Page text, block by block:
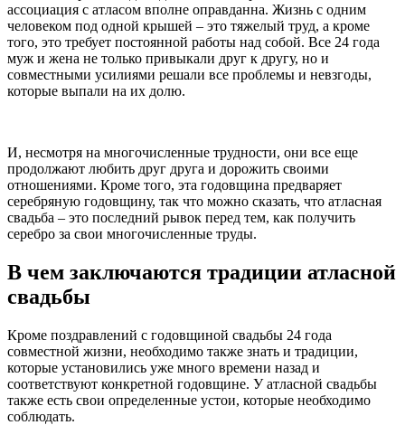
ассоциация с атласом вполне оправданна. Жизнь с одним
человеком под одной крышей – это тяжелый труд, а кроме
того, это требует постоянной работы над собой. Все 24 года
муж и жена не только привыкали друг к другу, но и
совместными усилиями решали все проблемы и невзгоды,
которые выпали на их долю.
И, несмотря на многочисленные трудности, они все еще
продолжают любить друг друга и дорожить своими
отношениями. Кроме того, эта годовщина предваряет
серебряную годовщину, так что можно сказать, что атласная
свадьба – это последний рывок перед тем, как получить
серебро за свои многочисленные труды.
В чем заключаются традиции атласной
свадьбы
Кроме поздравлений с годовщиной свадьбы 24 года
совместной жизни, необходимо также знать и традиции,
которые установились уже много времени назад и
соответствуют конкретной годовщине. У атласной свадьбы
также есть свои определенные устои, которые необходимо
соблюдать.